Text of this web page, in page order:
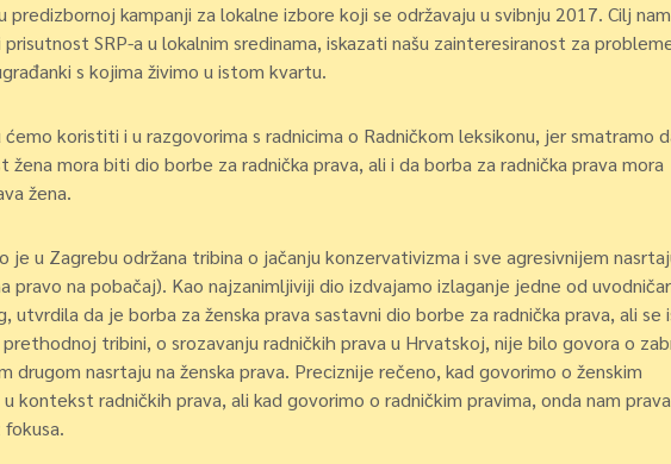
kampanji za lokalne izbore koji se održavaju u svibnju 2017. Cilj
SRP-a u lokalnim sredinama, iskazati našu zainteresiranost za
s kojima živimo u istom kvartu.
koristiti i u razgovorima s radnicima o Radničkom leksikonu, jer smatramo
žena mora biti dio borbe za radnička prava, ali i da borba za radnička prava mora
žena.
je u Zagrebu održana tribina o jačanju konzervativizma i sve agresivnijem
pravo na pobačaj). Kao najzanimljiviji dio izdvajamo izlaganje jedne od
utvrdila da je borba za ženska prava sastavni dio borbe za radnička prava, ali se
tribini, o srozavanju radničkih prava u Hrvatskoj, nije bilo govora o
drugom nasrtaju na ženska prava. Preciznije rečeno, kad govorimo o ženskim
kontekst radničkih prava, ali kad govorimo o radničkim pravima, onda nam prava
fokusa.